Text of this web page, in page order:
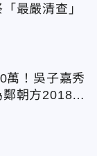
最嚴清查」
萬！吳子嘉秀
朝方2018選